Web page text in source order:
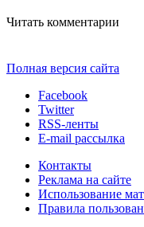
Читать комментарии
Полная версия сайта
Facebook
Twitter
RSS-ленты
E-mail рассылка
Контакты
Реклама на сайте
Использование
Правила